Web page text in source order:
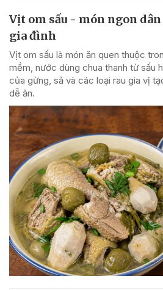
Vịt om sấu - món ngon dân
gia đình
Vịt om sấu là món ăn quen thuộc
mềm, nước dùng chua thanh từ sấu
của gừng, sả và các loại rau gia vị
dễ ăn.